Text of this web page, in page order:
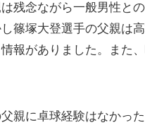
残念ながら一般男性と
篠塚大登選手の父親は
報がありました。また
親に卓球経験はなかっ